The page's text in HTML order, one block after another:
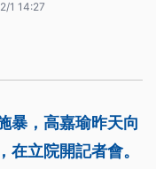
1 14:27
暴，高嘉瑜昨天向
立院開記者會。